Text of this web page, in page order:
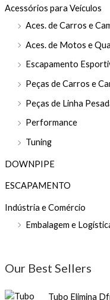
Acessórios para Veículos
Aces. de Carros e
Aces. de Motos e
Escapamento
Peças de Carros e
Peças de Linha
Performance
Tuning
DOWNPIPE
ESCAPAMENTO
Indústria e Comércio
Embalagem e
Our Best Sellers
Tubo Elimina